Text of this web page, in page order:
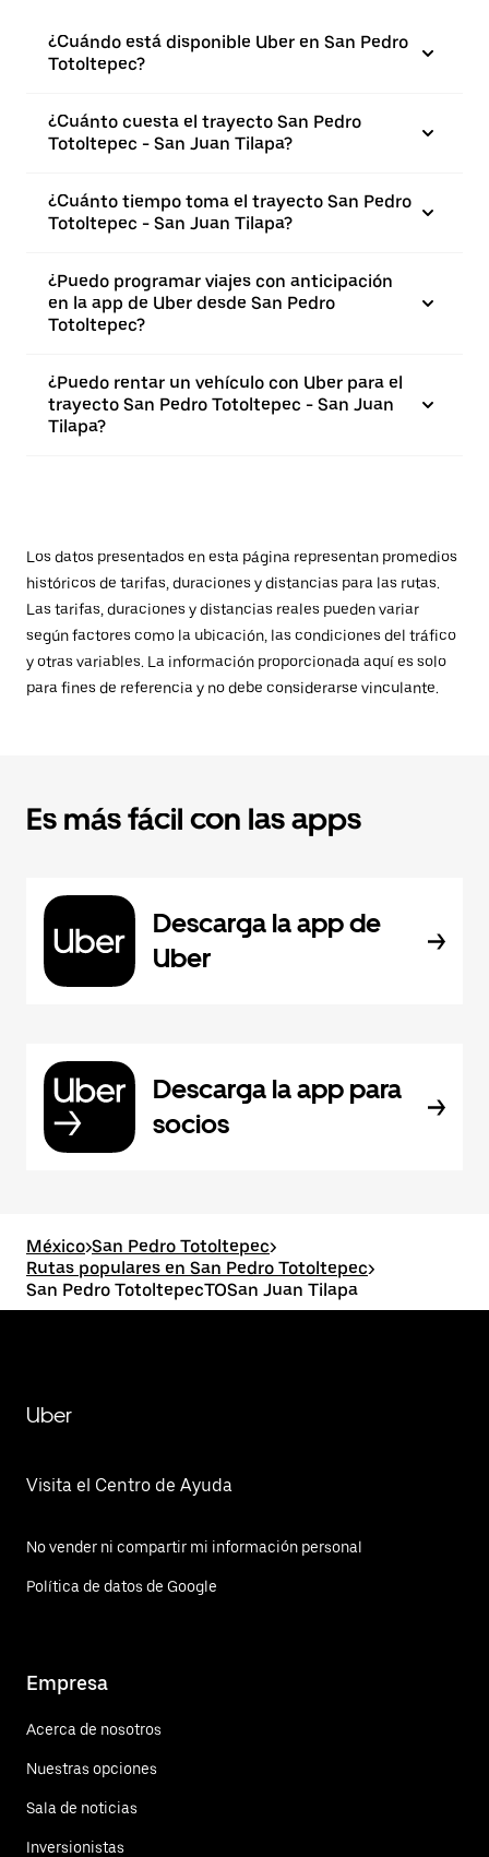
¿Cuándo está disponible Uber en San Pedro
Totoltepec?
¿Cuánto cuesta el trayecto San Pedro
Totoltepec - San Juan Tilapa?
¿Cuánto tiempo toma el trayecto San Pedro
Totoltepec - San Juan Tilapa?
¿Puedo programar viajes con anticipación
en la app de Uber desde San Pedro
Totoltepec?
¿Puedo rentar un vehículo con Uber para el
trayecto San Pedro Totoltepec - San Juan
Tilapa?
Los datos presentados en esta página representan promedios
históricos de tarifas, duraciones y distancias para las rutas.
Las tarifas, duraciones y distancias reales pueden variar
según factores como la ubicación, las condiciones del tráfico
y otras variables. La información proporcionada aquí es solo
para fines de referencia y no debe considerarse vinculante.
Es más fácil con las apps
Descarga la app de
Uber
Descarga la app para
socios
México>San Pedro Totoltepec>
Rutas populares en San Pedro Totoltepec>
San Pedro TotoltepecTOSan Juan Tilapa
Uber
Visita el Centro de Ayuda
No vender ni compartir mi información personal
Política de datos de Google
Empresa
Acerca de nosotros
Nuestras opciones
Sala de noticias
Inversionistas